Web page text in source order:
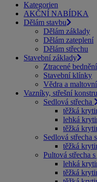
Kategorien
AKČNÍ NABÍDKA
Dělám stavbu
Dělám základy
Dělám zateplení
Dělám střechu
Stavební základy
Ztracené bednění
Stavební klínky
Vědra a
Vazníky, střešní
Sedlová střecha
těžká
lehká
těžká
Sedlová střecha
těžká
Pultová střecha
lehká
těžká